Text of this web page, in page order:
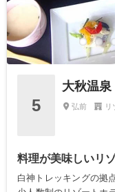
5
大秋温
弘前
料理が美味しいリ
白神トレッキングの拠